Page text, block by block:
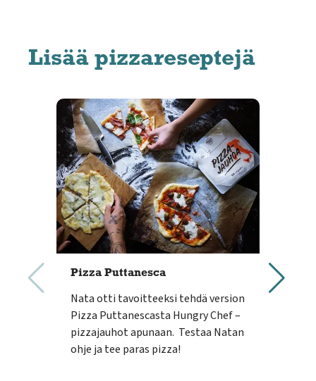
Lisää pizzareseptejä
Pizza Puttanesca
Nata otti tavoitteeksi tehdä version
Pizza Puttanescasta Hungry Chef –
pizzajauhot apunaan. Testaa Natan
ohje ja tee paras pizza!